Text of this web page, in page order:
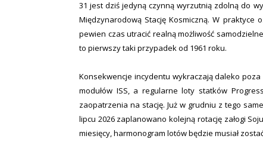
31 jest dziś jedyną czynną wyrzutnią zdolną do
Międzynarodową Stację Kosmiczną. W
pewien czas utracić realną możliwość
to pierwszy taki przypadek od 1961 roku.
Konsekwencje incydentu wykraczają daleko
modułów ISS, a regularne loty statków
zaopatrzenia na stację. Już w grudniu z tego
lipcu 2026 zaplanowano kolejną rotację załogi
miesięcy, harmonogram lotów będzie musiał